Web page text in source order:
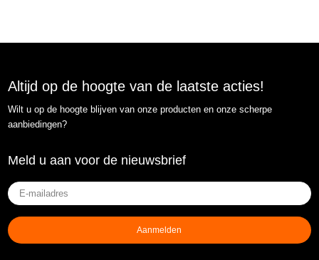
Altijd op de hoogte van de laatste acties!
Wilt u op de hoogte blijven van onze producten en onze scherpe
aanbiedingen?
Meld u aan voor de nieuwsbrief
E-
mailadres(Vereist)
Aanmelden